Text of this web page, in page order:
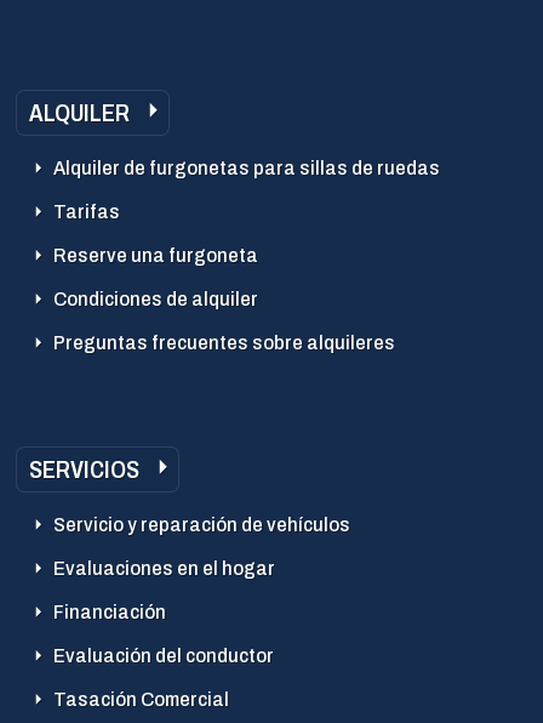
ALQUILER
Alquiler de furgonetas para sillas de ruedas
Tarifas
Reserve una furgoneta
Condiciones de alquiler
Preguntas frecuentes sobre alquileres
SERVICIOS
Servicio y reparación de vehículos
Evaluaciones en el hogar
Financiación
Evaluación del conductor
Tasación Comercial